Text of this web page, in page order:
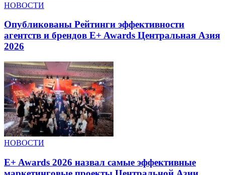
НОВОСТИ
Опубликованы Рейтинги эффективности
агентств и брендов E+ Awards Центральная Азия
2026
НОВОСТИ
E+ Awards 2026 назвал самые эффективные